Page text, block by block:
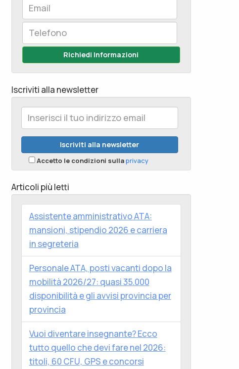
Richiedi Informazioni
Iscriviti alla newsletter
Accetto le condizioni sullaprivacy
Articoli più letti
Assistente amministrativo ATA:
mansioni, stipendio 2026 e carriera
in segreteria
Personale ATA, posti vacanti dopo la
mobilità 2026/27: quasi 35.000
disponibilità e gli avvisi provincia per
provincia
Vuoi diventare insegnante? Ecco
tutto quello che devi fare nel 2026:
titoli, 60 CFU, GPS e concorsi